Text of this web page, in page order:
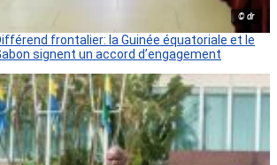
© dr
frontalier: la Guinée équatoriale et le
signent un accord d’engagement